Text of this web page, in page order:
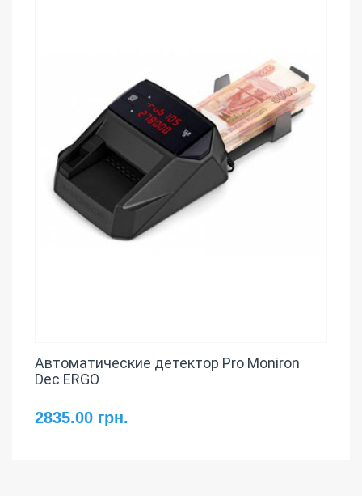
Автоматические детектор Pro Moniron
Dec ERGO
2835.00 грн.